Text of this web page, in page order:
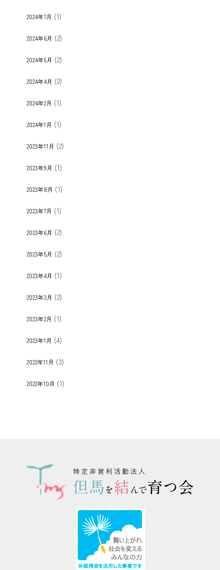
2024年7月 (1)
2024年6月 (2)
2024年5月 (2)
2024年4月 (2)
2024年2月 (1)
2024年1月 (1)
2023年11月 (2)
2023年9月 (1)
2023年8月 (1)
2023年7月 (1)
2023年6月 (2)
2023年5月 (2)
2023年4月 (1)
2023年3月 (2)
2023年2月 (1)
2023年1月 (4)
2022年11月 (3)
2022年10月 (1)